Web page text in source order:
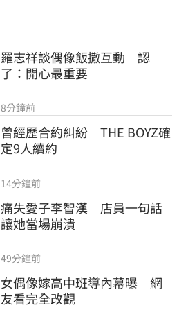
羅志祥談偶像飯撒互動　認
了：開心最重要
8分鐘前
曾經歷合約糾紛　THE BOYZ確
定9人續約
14分鐘前
痛失愛子李智漢　店員一句話
讓她當場崩潰
49分鐘前
女偶像嫁高中班導內幕曝　網
友看完全改觀